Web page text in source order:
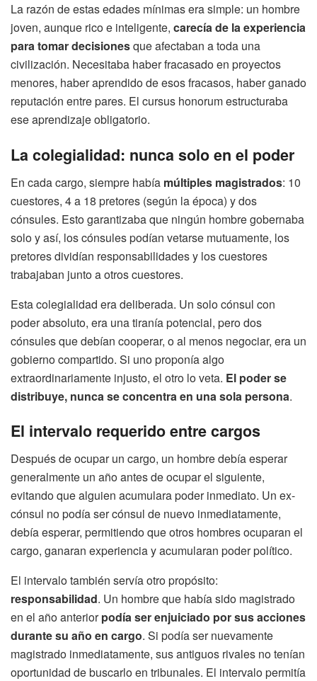
La razón de estas edades mínimas era simple: un hombre
joven, aunque rico e inteligente, carecía de la experiencia
para tomar decisionesque afectaban a toda una
civilización. Necesitaba haber fracasado en proyectos
menores, haber aprendido de esos fracasos, haber ganado
reputación entre pares. El cursus honorum estructuraba
ese aprendizaje obligatorio.
La colegialidad: nunca solo en el poder
En cada cargo, siempre había múltiples magistrados: 10
cuestores, 4 a 18 pretores (según la época) y dos
cónsules. Esto garantizaba que ningún hombre gobernaba
solo y así, los cónsules podían vetarse mutuamente, los
pretores dividían responsabilidades y los cuestores
trabajaban junto a otros cuestores.
Esta colegialidad era deliberada. Un solo cónsul con
poder absoluto, era una tiranía potencial, pero dos
cónsules que debían cooperar, o al menos negociar, era un
gobierno compartido. Si uno proponía algo
extraordinariamente injusto, el otro lo veta. El poder se
distribuye, nunca se concentra en una sola persona.
El intervalo requerido entre cargos
Después de ocupar un cargo, un hombre debía esperar
generalmente un año antes de ocupar el siguiente,
evitando que alguien acumulara poder inmediato. Un ex-
cónsul no podía ser cónsul de nuevo inmediatamente,
debía esperar, permitiendo que otros hombres ocuparan el
cargo, ganaran experiencia y acumularan poder político.
El intervalo también servía otro propósito:
responsabilidad. Un hombre que había sido magistrado
en el año anteriorpodía ser enjuiciado por sus acciones
durante su año en cargo. Si podía ser nuevamente
magistrado inmediatamente, sus antiguos rivales no tenían
oportunidad de buscarlo en tribunales. El intervalo permitía